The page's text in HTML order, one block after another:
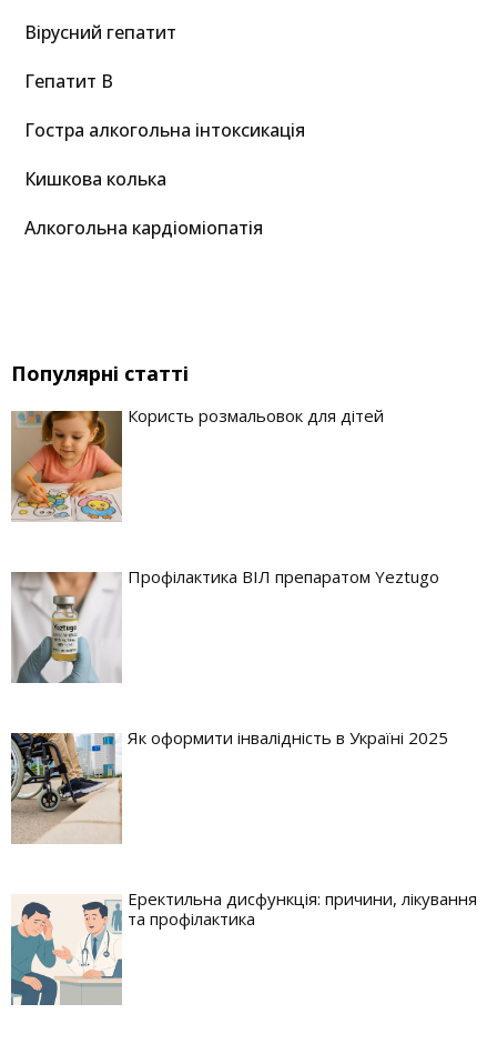
Вірусний гепатит
Гепатит B
Гостра алкогольна інтоксикація
Кишкова колька
Алкогольна кардіоміопатія
Популярні статті
Користь розмальовок для дітей
Профілактика ВІЛ препаратом Yeztugo
Як оформити інвалідність в Україні 2025
Еректильна дисфункція: причини, лікування
та профілактика